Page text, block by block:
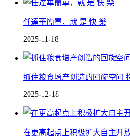
任達華簡單，就 是 快 樂
2025-11-18
抓住粮食增产创造的回旋空间
2025-12-18
在更高起点上积极扩大自主开